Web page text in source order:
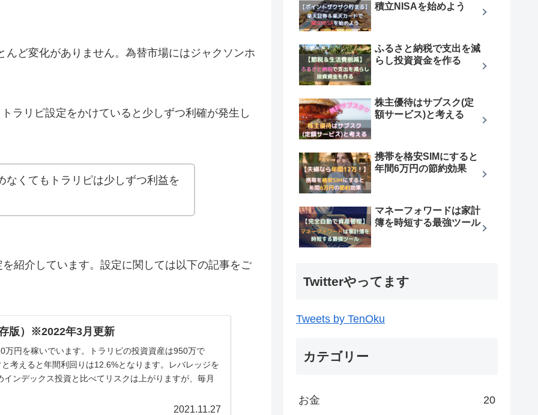
ど変化がありません。為替市場にはジャクソンホ
ラリピ設定をかけていると少しずつ利確が発生し
なくてもトラリピは少しずつ利益を
紹介しています。設定に関しては以下の記事をご
版）※2022年3月更新
万円を稼いでいます。トラリピの投資資産は950万で
考えると年間利回りは12.6%となります。レバレッジを
ンデックス投資と比べてリスクは上がりますが、毎月
2021.11.27
積立NISAを始めよう
ふるさと納税で支出を減
らし投資資金を作る
株主優待はサブスク(定
額サービス)と考える
携帯を格安SIMにすると
年間6万円の節約効果
マネーフォワードは家計
簿を時短する最強ツール
Twitterやってます
Tweets by TenOku
カテゴリー
お金 20